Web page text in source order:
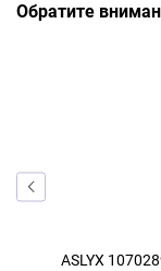
Обратите
ASLYX